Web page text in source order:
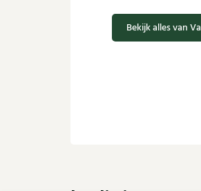
Bekijk alles van